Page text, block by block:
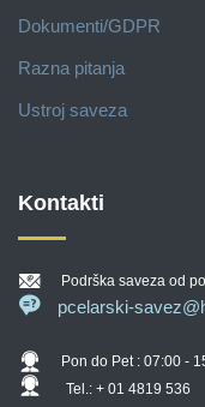
Dokumenti/GDPR
Razna pitanja
Ustroj saveza
Kontakti
Podrška saveza od
pcelarski-
Pon do Pet : 07:00 -
Tel.: + 01 4819 536